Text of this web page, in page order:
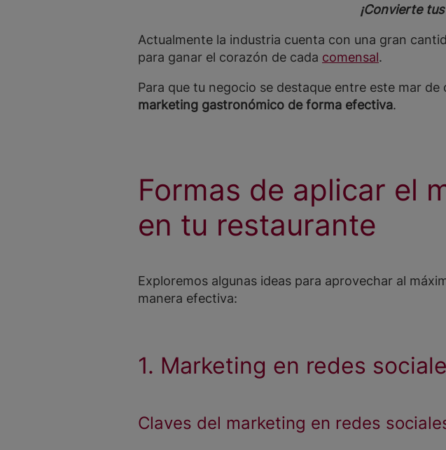
¡Convierte
Actualmente la industria cuenta con una gran
para ganar el corazón de cada comensal.
Para que tu negocio se destaque entre este mar
marketing gastronómico de forma efectiva.
Formas de aplicar el
en tu restaurante
Exploremos algunas ideas para aprovechar al
manera efectiva:
1. Marketing en redes
Claves del marketing en redes